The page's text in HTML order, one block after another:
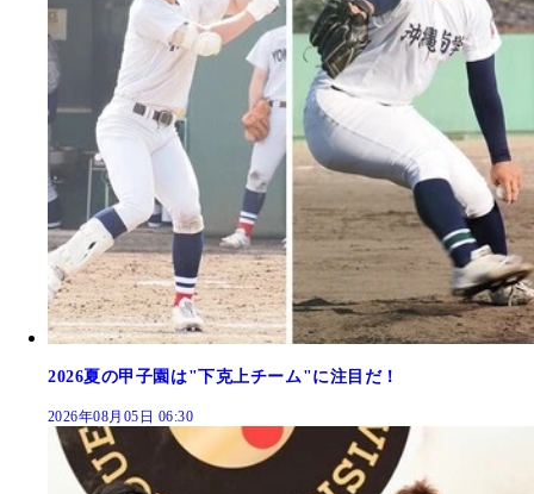
2026夏の甲子園は"下克上チーム"に注目だ！
2026年08月05日 06:30